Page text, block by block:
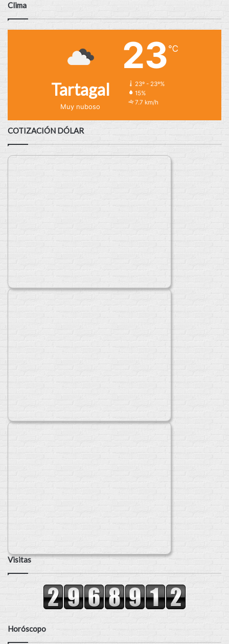
Clima
Tartagal
Muy nuboso
23 ℃
23º - 23º%
15%
7.7 km/h
COTIZACIÓN DÓLAR
Visitas
Horóscopo